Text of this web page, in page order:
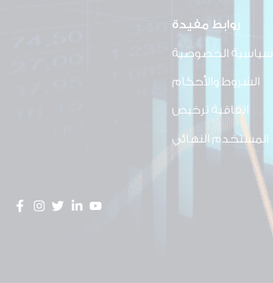
روابط مفيدة
سياسية الخصوصية
الشروط والأحكام
اتفاقية ترخيص
المستخدم النهائي